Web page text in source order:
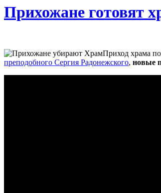
Прихожане готовят
Приход храма
преподобного Сергия Радонежского, новые